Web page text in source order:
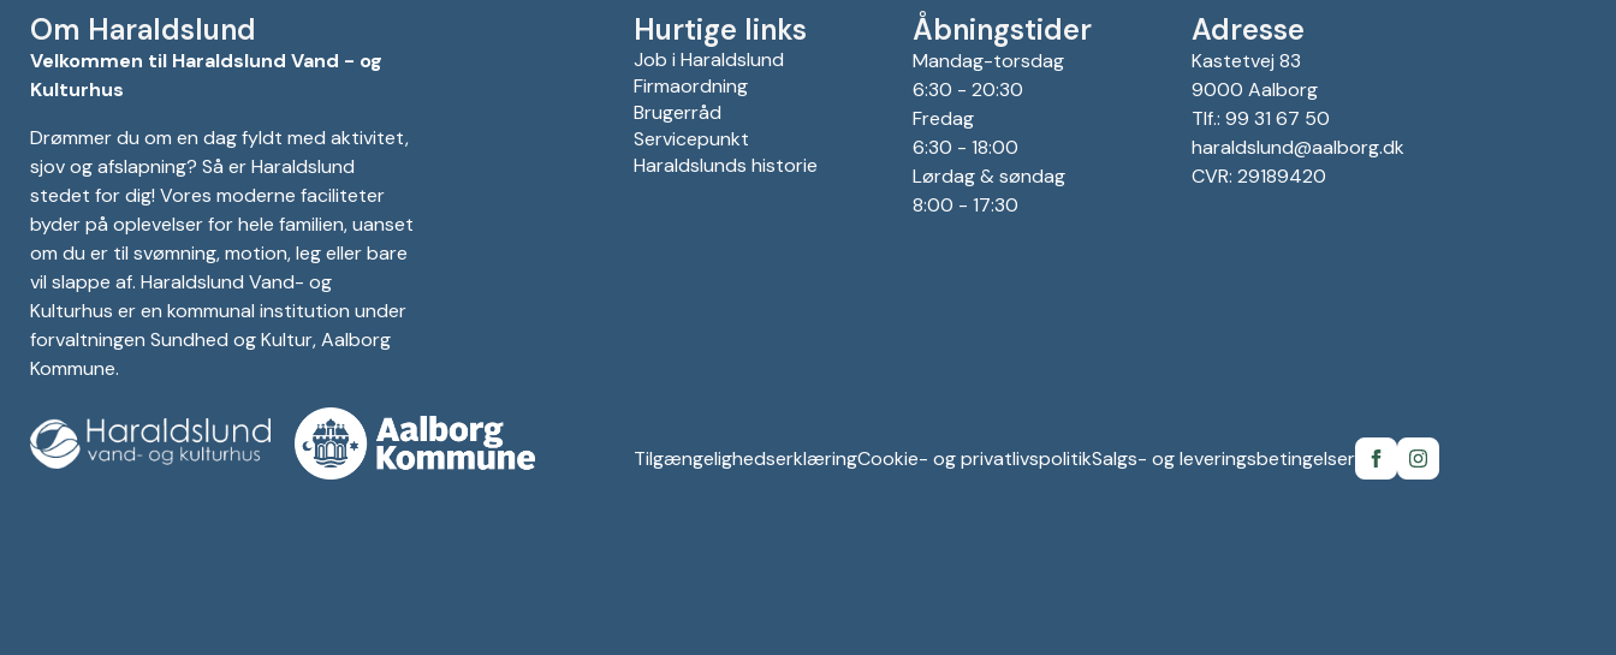
Om Haraldslund
Velkommen til Haraldslund Vand - og
Kulturhus
Drømmer du om en dag fyldt med aktivitet,
sjov og afslapning? Så er Haraldslund
stedet for dig! Vores moderne faciliteter
byder på oplevelser for hele familien, uanset
om du er til svømning, motion, leg eller bare
vil slappe af. Haraldslund Vand- og
Kulturhus er en kommunal institution under
forvaltningen Sundhed og Kultur, Aalborg
Kommune.
Hurtige links
Job i Haraldslund
Firmaordning
Brugerråd
Servicepunkt
Haraldslunds historie
Åbningstider
Mandag-torsdag
6:30 - 20:30
Fredag
6:30 - 18:00
Lørdag & søndag
8:00 - 17:30
Adresse
Kastetvej 83
9000 Aalborg
Tlf.: 99 31 67 50
haraldslund@aalborg.dk
CVR: 29189420
TilgængelighedserklæringCookie- og privatlivspolitikSalgs- og leveringsbetingelser